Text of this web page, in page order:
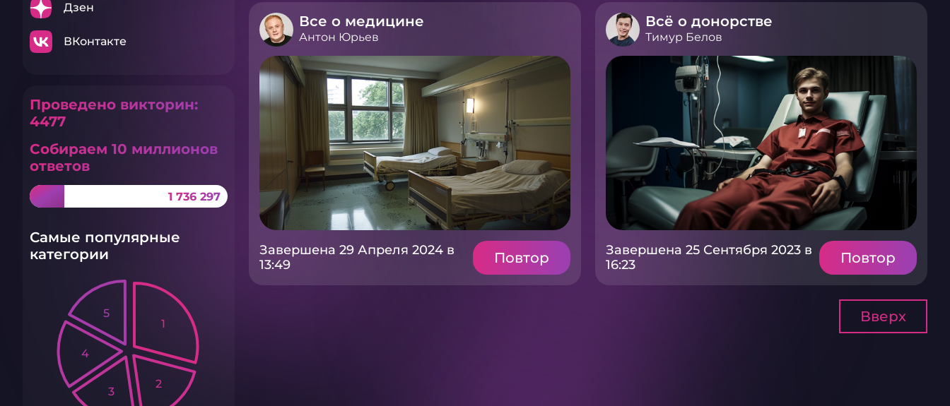
Дзен
ВКонтакте
Проведено викторин:
4477
Собираем 10 миллионов
ответов
1 736 297
Самые популярные
категории
1
2
3
4
5
Все о медицине
Антон Юрьев
Завершена 29 Апреля 2024 в
13:49
Повтор
Всё о донорстве
Тимур Белов
Завершена 25 Сентября 2023 в
16:23
Повтор
Вверх